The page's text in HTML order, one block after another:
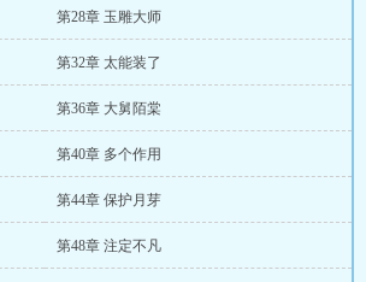
第28章 玉雕大师
第32章 太能装了
第36章 大舅陌棠
第40章 多个作用
第44章 保护月芽
第48章 注定不凡